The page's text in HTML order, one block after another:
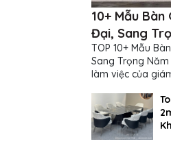
10+ Mẫu
Đại, Sang
TOP 10+ Mẫu
Sang Trọng
làm việc của